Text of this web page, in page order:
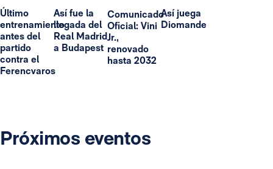
Último
entrenamiento
antes del
partido
contra el
Ferencvaros
Así fue la
llegada del
Real Madrid
a Budapest
Comunicado
Oficial: Vini
Jr.,
renovado
hasta 2032
Así juega
Diomande
Próximos eventos